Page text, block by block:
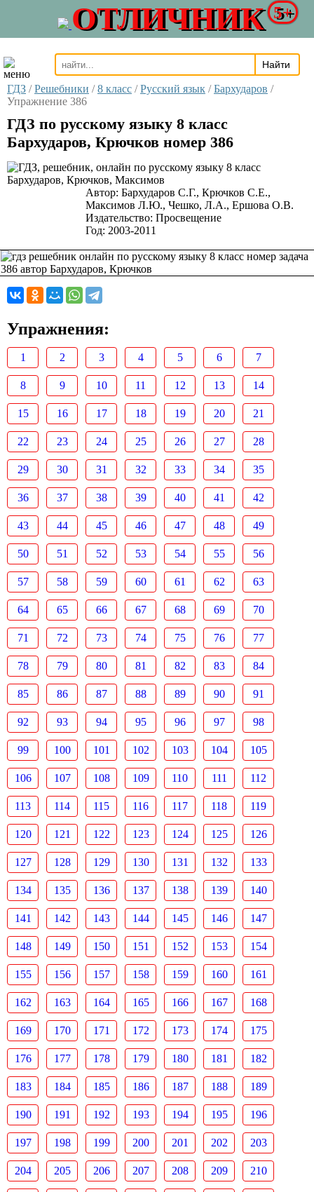
ОТЛИЧНИК 5+
ГДЗ / Решебники / 8 класс / Русский язык / Бархударов /
Упражнение 386
ГДЗ по русскому языку 8 класс
Бархударов, Крючков номер 386
Автор: Бархударов С.Г., Крючков С.Е.,
Максимов Л.Ю., Чешко, Л.А., Ершова О.В.
Издательство: Просвещение
Год: 2003-2011
Упражнения:
1 2 3 4 5 6 7
8 9 10 11 12 13 14
15 16 17 18 19 20 21
22 23 24 25 26 27 28
29 30 31 32 33 34 35
36 37 38 39 40 41 42
43 44 45 46 47 48 49
50 51 52 53 54 55 56
57 58 59 60 61 62 63
64 65 66 67 68 69 70
71 72 73 74 75 76 77
78 79 80 81 82 83 84
85 86 87 88 89 90 91
92 93 94 95 96 97 98
99 100 101 102 103 104 105
106 107 108 109 110 111 112
113 114 115 116 117 118 119
120 121 122 123 124 125 126
127 128 129 130 131 132 133
134 135 136 137 138 139 140
141 142 143 144 145 146 147
148 149 150 151 152 153 154
155 156 157 158 159 160 161
162 163 164 165 166 167 168
169 170 171 172 173 174 175
176 177 178 179 180 181 182
183 184 185 186 187 188 189
190 191 192 193 194 195 196
197 198 199 200 201 202 203
204 205 206 207 208 209 210